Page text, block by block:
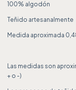
100% algodón
Teñido artesanalmente
Medida aproximada
Las medidas son
+ o -)